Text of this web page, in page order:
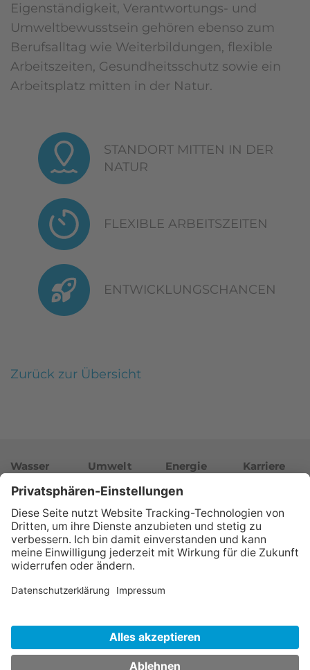
Eigenständigkeit, Verantwortungs- und
Umweltbewusstsein gehören ebenso zum
Berufsalltag wie Weiterbildungen, flexible
Arbeitszeiten, Gesundheitsschutz sowie ein
Arbeitsplatz mitten in der Natur.
STANDORT MITTEN IN DER
NATUR
FLEXIBLE ARBEITSZEITEN
ENTWICKLUNGSCHANCEN
Zurück zur Übersicht
Wasser Umwelt Energie
Karriere
Unternehmen
Newsroom
© Wasserwerke Westfalen GmbH
Impressum
Datenschutz
Hinweisgeber
Datenschutzeinstellungen